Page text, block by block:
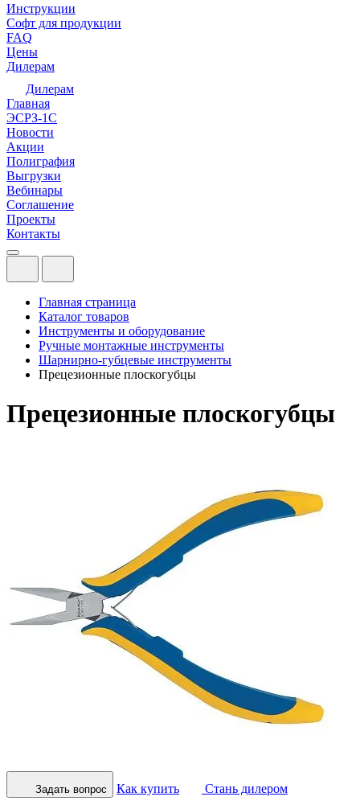
Инструкции
Софт для продукции
FAQ
Цены
Дилерам
Дилерам
Главная
ЭСРЗ-1С
Новости
Акции
Полиграфия
Выгрузки
Вебинары
Соглашение
Проекты
Контакты
Главная страница
Каталог товаров
Инструменты и оборудование
Ручные монтажные инструменты
Шарнирно-губцевые инструменты
Прецезионные плоскогубцы
Прецезионные плоскогубцы
Задать вопрос Как купить Стань дилером